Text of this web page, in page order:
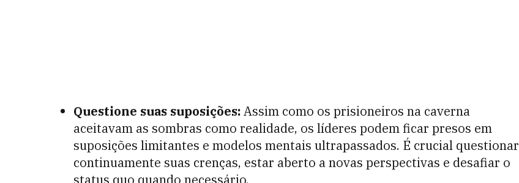
Questione suas suposições:Assim como os prisioneiros na caverna
aceitavam as sombras como realidade, os líderes podem ficar presos em
suposições limitantes e modelos mentais ultrapassados. É crucial questionar
continuamente suas crenças, estar aberto a novas perspectivas e desafiar o
status quo quando necessário.